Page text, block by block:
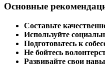
Основные
Составьте
Используйте
Подготовьтесь к
Не бойтесь
Развивайте свои